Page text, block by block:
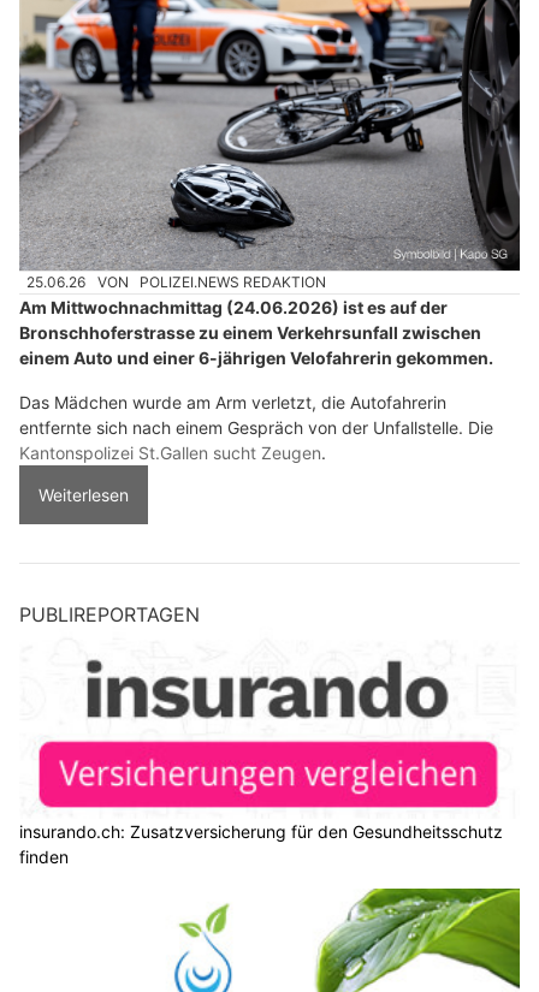
25.06.26 VON POLIZEI.NEWS REDAKTION
Am Mittwochnachmittag (24.06.2026) ist es auf der
Bronschhoferstrasse zu einem Verkehrsunfall zwischen
einem Auto und einer 6-jährigen Velofahrerin gekommen.
Das Mädchen wurde am Arm verletzt, die Autofahrerin
entfernte sich nach einem Gespräch von der Unfallstelle. Die
Kantonspolizei St.Gallen sucht Zeugen.
Weiterlesen
PUBLIREPORTAGEN
insurando.ch: Zusatzversicherung für den Gesundheitsschutz
finden